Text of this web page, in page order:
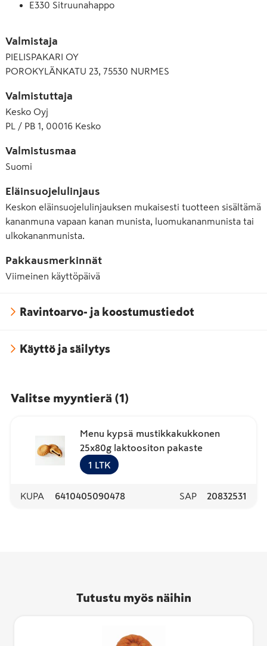
E330 Sitruunahappo
E450 Dinatriumdifosfaatti
E500 Natriumkarbonaatti
Valmistaja
PIELISPAKARI OY
POROKYLÄNKATU 23, 75530 NURMES
Valmistuttaja
Kesko Oyj
PL / PB 1, 00016 Kesko
Valmistusmaa
Suomi
Eläinsuojelulinjaus
Keskon eläinsuojelulinjauksen mukaisesti tuotteen sisältämä
kananmuna vapaan kanan munista, luomukananmunista tai
ulkokananmunista.
Pakkausmerkinnät
Viimeinen käyttöpäivä
Ravintoarvo- ja koostumustiedot
Käyttö ja säilytys
Valitse myyntierä (1 )
Menu kypsä mustikkakukkonen
25x80g laktoositon pakaste
1 LTK
KUPA 6410405090478 SAP 20832531
Tutustu myös näihin